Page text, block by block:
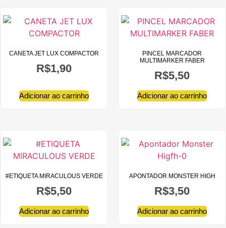
CANETA JET LUX COMPACTOR
R$1,90
Adicionar ao carrinho
PINCEL MARCADOR
MULTIMARKER FABER
R$5,50
Adicionar ao carrinho
#ETIQUETA MIRACULOUS VERDE
R$5,50
Adicionar ao carrinho
APONTADOR MONSTER HIGH
R$3,50
Adicionar ao carrinho